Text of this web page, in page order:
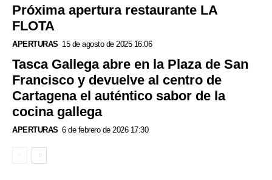
Próxima apertura restaurante LA
FLOTA
APERTURAS 15 de agosto de 2025 16:06
Tasca Gallega abre en la Plaza de San
Francisco y devuelve al centro de
Cartagena el auténtico sabor de la
cocina gallega
APERTURAS 6 de febrero de 2026 17:30